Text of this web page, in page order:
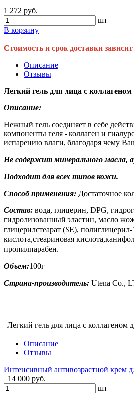
1 272 руб.
шт
В корзину
Стоимость и срок доставки
Описание
Отзывы
Легкий гель для лица с
Описание:
Нежный гель соединяет в себе
компоненты геля - коллаген и
испарению влаги, благодаря чему
Не содержит минерального масла,
Подходит для всех типов кожи.
Способ применения: Достаточное
Состав: вода, глицерин, DPG,
гидролизованный эластин, масло
глицерилстеарат (SE),
кислота,стеариновая
пропилпарабен.
Объем:100г
Страна-производитель: Utena Co.,
Легкий гель для лица с коллагеном
Описание
Отзывы
Интенсивный антивозрастной крем
14 000 руб.
шт